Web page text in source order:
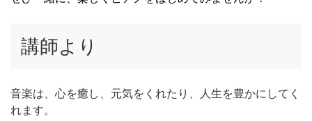
講師より
音楽は、心を癒し、元気をくれたり、人生を豊かにしてく
れます。